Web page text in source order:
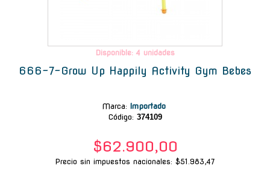
Disponible: 4 unidades
666-7-Grow Up Happily Activity Gym Bebes
Marca: Importado
Código: 374109
$62.900,00
Precio sin impuestos nacionales: $51.983,47